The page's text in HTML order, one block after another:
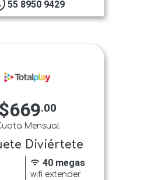
55 8950 9429
$669.00
Mensual
Diviértete
wifi 40 megas
wifi extender